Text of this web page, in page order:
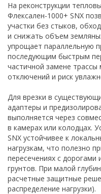
На реконструкции
Флексален-1000+ SNX
участки без стыков,
и снижать объем
упрощает параллельную
последующим быстрым
частичной замене
отключений и риск
Для врезки в
адаптеры и
выполняется через
в камерах или колодцах.
SNX устойчивее к
нагрузкам, что полезно
пересечениях с дорогами
грунтов. При малой
расчетные защитные
распределение нагрузки).